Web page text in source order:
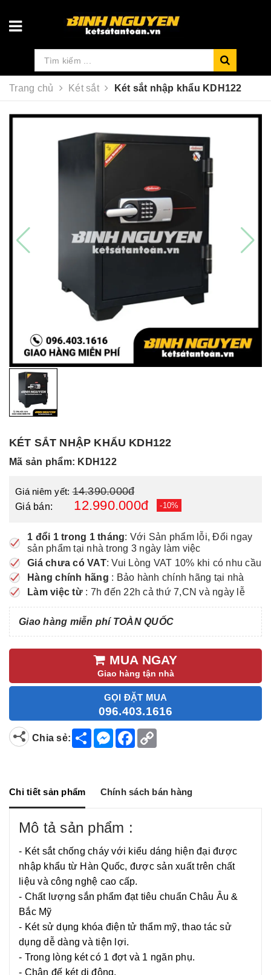
Trang chủ Két sắt Két sắt nhập khẩu KDH122
KÉT SẮT NHẬP KHẨU KDH122
Mã sản phẩm: KDH122
Giá niêm yết:14.390.000đ
Giá bán: 12.990.000đ -10%
1 đổi 1 trong 1 tháng: Với Sản phẩm lỗi, Đổi ngay
sản phẩm tại nhà trong 3 ngày làm việc
Giá chưa có VAT: Vui Lòng VAT 10% khi có nhu cầu
Hàng chính hãng : Bảo hành chính hãng tại nhà
Làm việc từ : 7h đến 22h cả thứ 7,CN và ngày lễ
Giao hàng miễn phí TOÀN QUỐC
MUA NGAY
Giao hàng tận nhà
GỌI ĐẶT MUA
096.403.1616
Chia sẻ:
S
h
M
e
g
F
a
o
n
Chi tiết sản phẩm Chính sách bán hàng
Mô tả sản phẩm :
- Két sắt chống cháy với kiểu dáng hiện đại được
nhập khẩu từ Hàn Quốc, được sản xuất trên chất
liệu và công nghệ cao cấp.
- Chất lượng sắn phẩm đạt tiêu chuẩn Châu Âu &
Bắc Mỹ
- Két sử dụng khóa điện tử thẩm mỹ, thao tác sử
dụng dễ dàng và tiện lợi.
- Trong lòng két có 1 đợt và 1 ngăn phụ.
- Chân đế két di động.